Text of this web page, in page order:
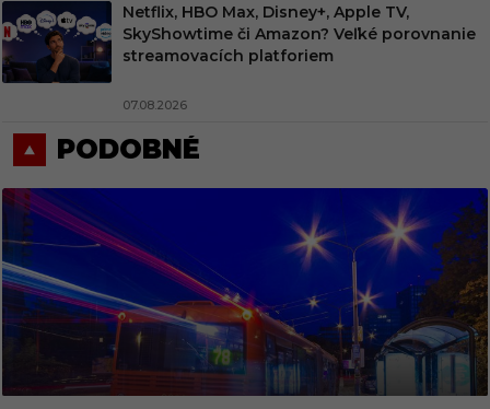
Netflix, HBO Max, Disney+, Apple TV,
SkyShowtime či Amazon? Veľké porovnanie
streamovacích platforiem
07.08.2026
PODOBNÉ